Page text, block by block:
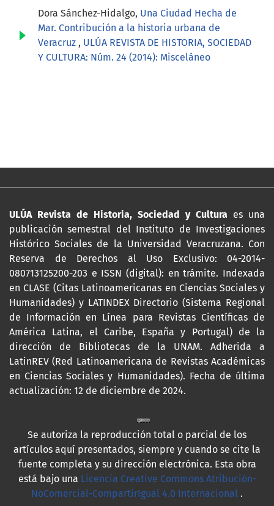
Dora Sánchez-Hidalgo, Una Ciudad Hecha de
Mar. Contribución a la historia urbana de
Veracruz , ULÚA REVISTA DE HISTORIA, SOCIEDAD
Y CULTURA: Núm. 24 (2014): Misceláneo
ULÚA Revista de Historia, Sociedad y Cultura es una
publicación semestral del Instituto de Investigaciones
Histórico Sociales de la Universidad Veracruzana. Con
Reserva de Derechos al Uso Exclusivo: 04-2014-
080713125200-203 e ISSN (digital): en trámite. Indexada
en CLASE (Citas Latinoamericanas en Ciencias Sociales y
Humanidades) y LATINDEX Directorio (Sistema Regional
de Información en Línea para Revistas Científicas de
América Latina, el Caribe, España y Portugal) de la
dirección de Bibliotecas de la UNAM. Adherida a
LatinREV (Red Latinoamericana de Revistas Académicas
en Ciencias Sociales y Humanidades). Fecha de última
actualización: 12 de diciembre de 2024.
Se autoriza la reproducción total o parcial de los
artículos aquí presentados, siempre y cuando se cite la
fuente completa y su dirección electrónica. Esta obra
está bajo una Licencia Creative Commons Atribución-
NoComercial-CompartirIgual 4.0 Internacional .